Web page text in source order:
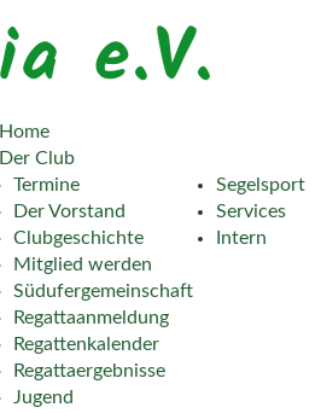
e.V.
Home
Der Club
Termine
Der Vorstand
Clubgeschichte
Mitglied werden
Südufergemeinschaft
Segelsport
Regattaanmeldung
Regattenkalender
Regattaergebnisse
Jugend
Services
Intern